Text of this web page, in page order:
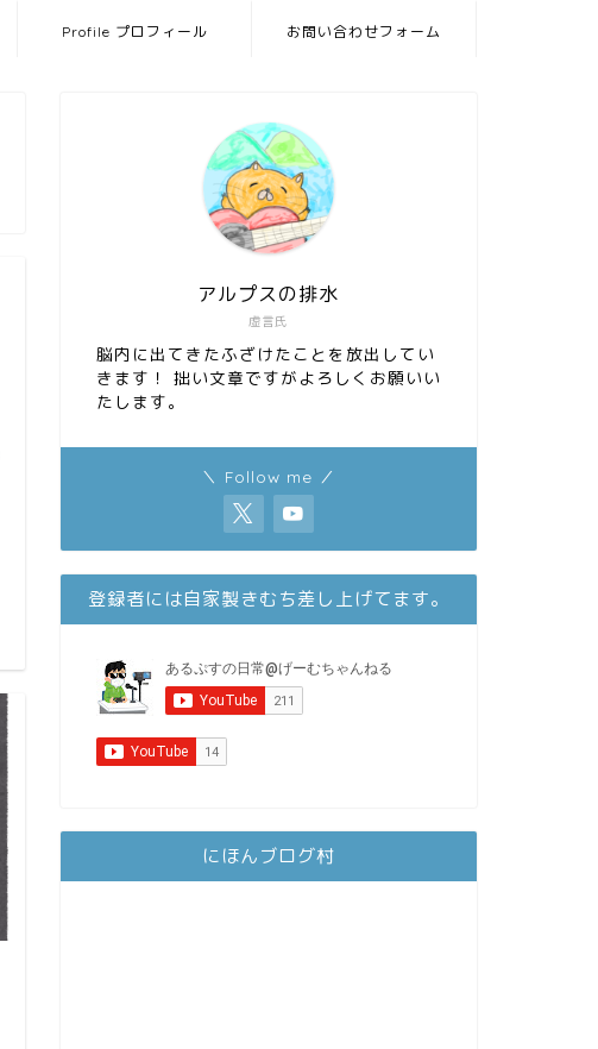
Profile プロフィール お問い合わせフォーム
虚言氏
アルプスの排水
脳内に出てきたふざけたことを放出してい
きます！ 拙い文章ですがよろしくお願いい
たします。
＼ Follow me ／
登録者には自家製きむち差し上げてます。
にほんブログ村